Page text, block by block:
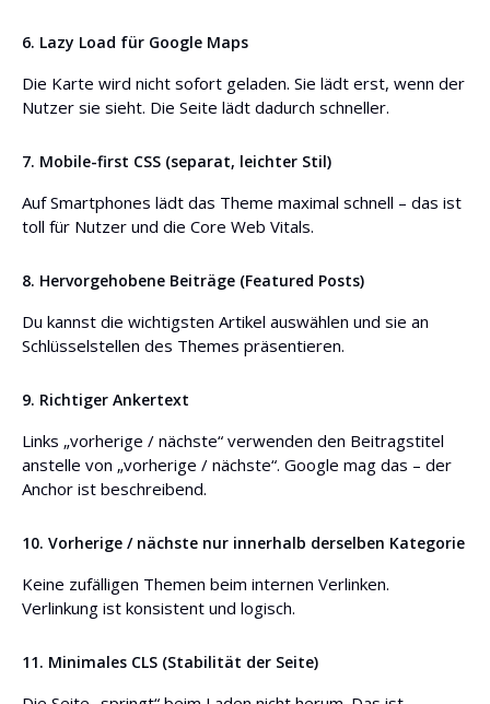
6. Lazy Load für Google Maps
Die Karte wird nicht sofort geladen. Sie lädt erst, wenn der
Nutzer sie sieht. Die Seite lädt dadurch schneller.
7. Mobile-first CSS (separat, leichter Stil)
Auf Smartphones lädt das Theme maximal schnell – das ist
toll für Nutzer und die Core Web Vitals.
8. Hervorgehobene Beiträge (Featured Posts)
Du kannst die wichtigsten Artikel auswählen und sie an
Schlüsselstellen des Themes präsentieren.
9. Richtiger Ankertext
Links „vorherige / nächste“ verwenden den Beitragstitel
anstelle von „vorherige / nächste“. Google mag das – der
Anchor ist beschreibend.
10. Vorherige / nächste nur innerhalb derselben Kategorie
Keine zufälligen Themen beim internen Verlinken.
Verlinkung ist konsistent und logisch.
11. Minimales CLS (Stabilität der Seite)